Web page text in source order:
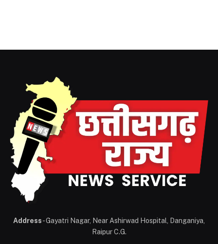
Address- Gayatri Nagar, Near Ashirwad Hospital, Danganiya,
Raipur C.G.